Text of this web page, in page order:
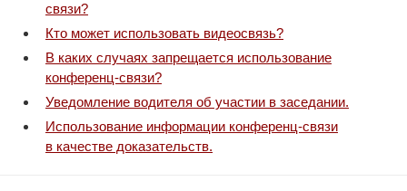
связи?
Кто может использовать видеосвязь?
В каких случаях запрещается использование
конференц-связи?
Уведомление водителя об участии в заседании.
Использование информации конференц-связи
в качестве доказательств.